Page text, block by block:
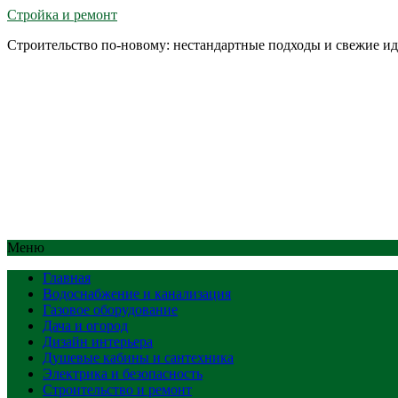
Стройка и ремонт
Строительство по-новому: нестандартные подходы и свежие
Меню
Главная
Водоснабжение и канализация
Газовое оборудование
Дача и огород
Дизайн интерьера
Душевые кабины и сантехника
Электрика и безопасность
Строительство и ремонт